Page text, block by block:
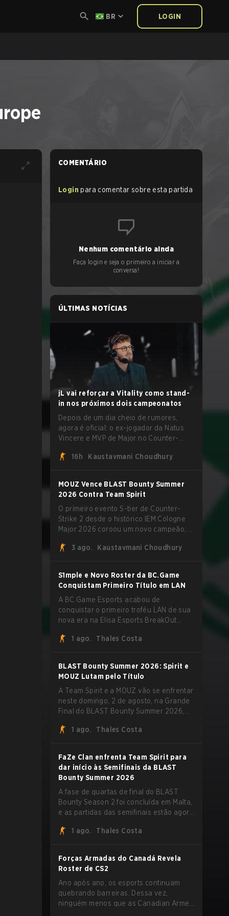
BR LOGIN
COMENTÁRIO
Login para comentar sobre esta partida
Nenhum comentário ainda
Faça login e seja o primeiro a iniciar a
conversa!
ÚLTIMAS NOTÍCIAS
jL vai reforçar a Vitality como stand-
in nos próximos dois campeonatos
Depois de um dia cheio de rumores,
agora é oficial: o ex-jogador da Natus
Vincere e MVP de Major no Counter-
vestir a camisa da Team Vitality na
16h Kaustavmani Choudhury
MOUZ Vence BLAST Bounty Summer
2026 Contra Team Spirit
O primeiro evento S-tier de Counter-
Strike 2 desde o histórico IEM Cologne
Major 2026 coroou um novo campeão, e
desconhecida. MOUZ, recém-saído de
dominante por 3-1 para erguer o troféu
do BLAST Bounty Summer 2026.
3 ago. Kaustavmani Choudhury
S1mple e Novo Roster da BC.Game
Conquistam Primeiro Título em LAN
A BC.Game Esports acabou de
conquistar o primeiro troféu LAN de sua
nova era na Elisa Esports BreakOut
oposição forte. O roster revigorado
vitórias seguidas e uma varrida limpa de
2-0 na final.
1 ago. Thales Costa
BLAST Bounty Summer 2026: Spirit e
MOUZ Lutam pelo Título
A Team Spirit e a MOUZ vão se enfrentar
neste domingo, 2 de agosto, na Grande
Final do BLAST Bounty Summer 2026,
que já entregou várias surpresas pelo
1 ago. Thales Costa
FaZe Clan enfrenta Team Spirit para
dar início às Semifinais da BLAST
Bounty Summer 2026
A fase de quartas de final do BLAST
Bounty Season 2 foi concluída em Malta,
e as partidas das semifinais estão agora
FaZe Clan, Team Spirit, Astralis e MOUZ
lutando pelo troféu, enquanto paiN
Gaming se tornou a última equipe
eliminada da chave.
1 ago. Thales Costa
Forças Armadas do Canadá Revela
Roster de CS2
Ano após ano, os esports continuam
quebrando barreiras. Dessa vez,
ninguém menos que as Canadian Armed